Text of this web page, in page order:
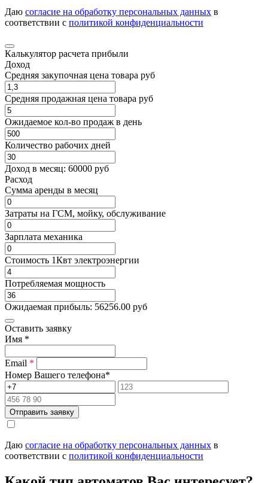
Даю согласие на обработку персональных данных в
соответствии с политикой конфиденциальности
Калькулятор расчета прибыли
Доход
Средняя закупочная цена товара руб
Средняя продажная цена товара руб
Ожидаемое кол-во продаж в день
Количество рабочих дней
Доход в месяц: 60000 руб
Расход
Cумма аренды в месяц
Затраты на ГСМ, мойку, обслуживание
Зарплата механика
Стоимость 1Квт электроэнергии
Потребляемая мощность
Ожидаемая прибыль: 56256.00 руб
Оставить заявку
Имя *
Email *
Номер Вашего телефона*
Отправить заявку
Даю согласие на обработку персональных данных в
соответствии с политикой конфиденциальности